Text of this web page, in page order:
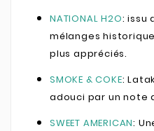
NATIONAL H2O: issu
mélanges
plus appréciés.
SMOKE & COKE:
adouci par un note
SWEET AMERICAN: